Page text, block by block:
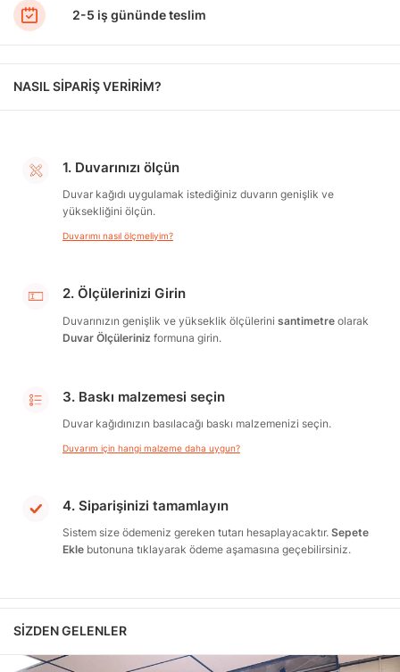
2-5 iş gününde teslim
NASIL SİPARİŞ VERİRİM?
1. Duvarınızı ölçün
Duvar kağıdı uygulamak istediğiniz duvarın genişlik ve
yüksekliğini ölçün.
Duvarımı nasıl ölçmeliyim?
2. Ölçülerinizi Girin
Duvarınızın genişlik ve yükseklik ölçülerini santimetre olarak
Duvar Ölçüleriniz formuna girin.
3. Baskı malzemesi seçin
Duvar kağıdınızın basılacağı baskı malzemenizi seçin.
Duvarım için hangi malzeme daha uygun?
4. Siparişinizi tamamlayın
Sistem size ödemeniz gereken tutarı hesaplayacaktır. Sepete
Ekle butonuna tıklayarak ödeme aşamasına geçebilirsiniz.
SIZDEN GELENLER